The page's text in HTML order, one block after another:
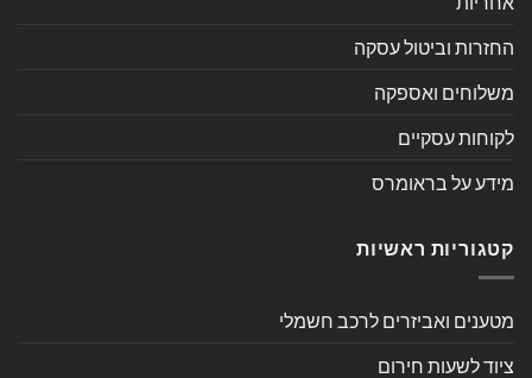
החזרות וביטול עסקה
משלוחים ואספקה
לקוחות עסקיים
מידע על בראומרס
קטגוריות ראשיות
מטענים ואביזרים לרכב חשמלי
ציוד לשעות חירום